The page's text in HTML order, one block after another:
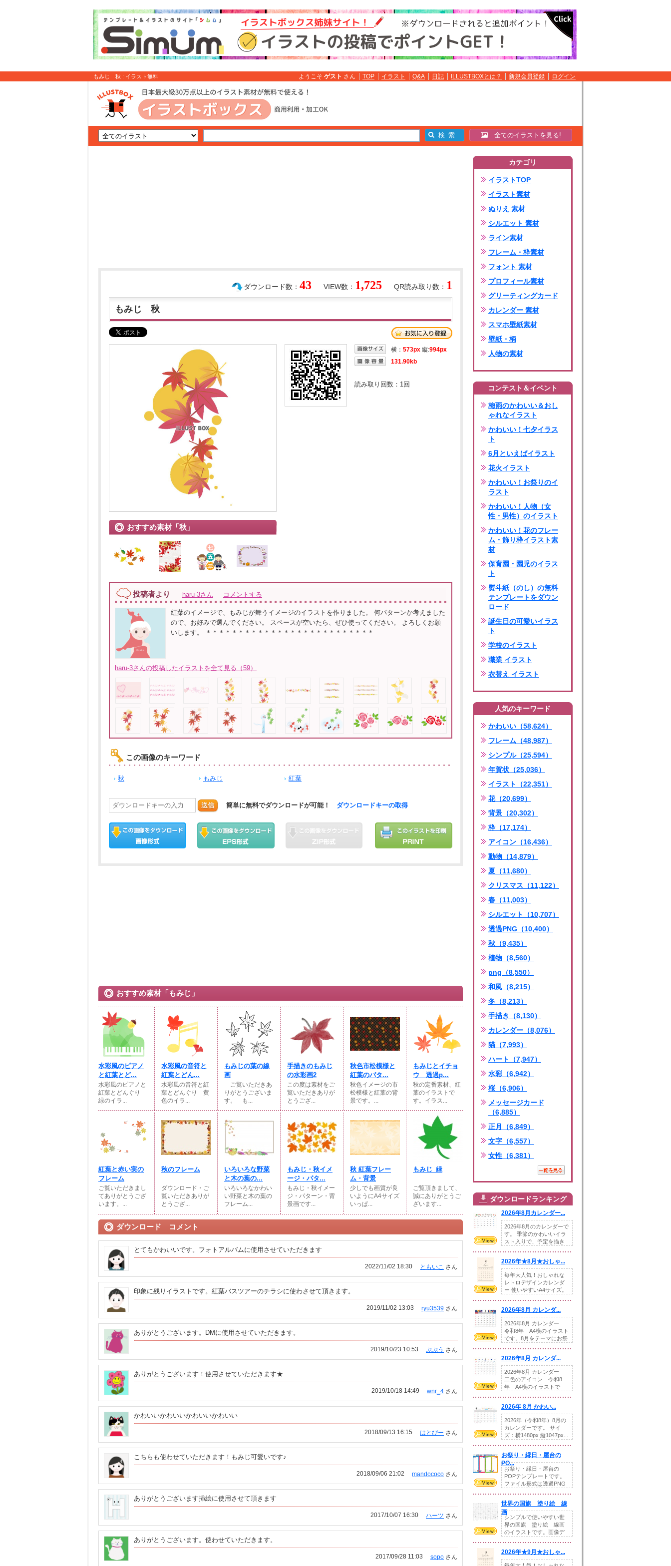
もみじ 秋 : イラスト無料 ようこそ ゲスト さん TOP イラスト Q&A 日記 ILLUSTBOXとは？ 新規会員登録 ログイン
全てのイラストを見る!
QR読み取り数： 1
VIEW数： 1,725
ダウンロード数： 43
もみじ 秋
おすすめ素材「秋」
横： 573px 縦:994px
131.90kb
読み取り回数： 1回
投稿者より haru-3さん コメントする
紅葉のイメージで、もみじが舞うイメージのイラストを作りました。 何パターンか考えました
ので、お好みで選んでください。 スペースが空いたら、ぜひ使ってください。 よろしくお願
いします。 ＊＊＊＊＊＊＊＊＊＊＊＊＊＊＊＊＊＊＊＊＊＊＊＊＊＊
haru-3さんの投稿したイラストを全て見る（59）
この画像のキーワード
秋 もみじ 紅葉
送信 簡単に無料でダウンロードが可能！ ダウンロードキーの取得
おすすめ素材「もみじ」
水彩風のピアノ
と紅葉とど...
水彩風のピアノと
紅葉とどんぐり
緑のイラ...
水彩風の音符と
紅葉とどん...
水彩風の音符と紅
葉とどんぐり 黄
色のイラ...
もみじの葉の線
画
ご覧いただきあ
りがとうございま
す。 も...
手描きのもみじ
の水彩画2
この度は素材をご
覧いただきありが
とうござ...
秋色市松模様と
紅葉のパタ...
秋色イメージの市
松模様と紅葉の背
景です。...
もみじとイチョ
ウ 透過p...
秋の定番素材、紅
葉のイラストで
す。イラス...
紅葉と赤い実の
フレーム
ご覧いただきまし
てありがとうござ
います。...
秋のフレーム
ダウンロード・ご
覧いただきありが
とうござ...
いろいろな野菜
と木の葉の...
いろいろなかわい
い野菜と木の葉の
フレーム...
もみじ・秋イメ
ージ・パタ...
もみじ・秋イメー
ジ・パターン・背
景画です...
秋 紅葉フレー
ム・背景
少しでも画質が良
いようにA4サイズ
いっぱ...
もみじ_緑
ご覧頂きまして、
誠にありがとうご
ざいます...
ダウンロード コメント
とてもかわいいです。フォトアルバムに使用させていただきます
ともいこ さん
2022/11/02 18:30
印象に残りイラストです。紅葉バスツアーのチラシに使わさせて頂きます。
ryu3539 さん
2019/11/02 13:03
ありがとうございます。DMに使用させていただきます。
ぷぷう さん
2019/10/23 10:53
ありがとうございます！使用させていただきます★
wnr_4 さん
2019/10/18 14:49
かわいいかわいいかわいいかわいい
はとぴー さん
2018/09/13 16:15
こちらも使わせていただきます！もみじ可愛いです♪
mandococo さん
2018/09/06 21:02
ありがとうございます挿絵に使用させて頂きます
ハーツ さん
2017/10/07 16:30
ありがとうございます。使わせていただきます。
sopo さん
2017/09/28 11:03
カテゴリ
イラストTOP
イラスト素材
ぬりえ 素材
シルエット 素材
ライン素材
フレーム・枠素材
フォント 素材
プロフィール素材
グリーティングカード
カレンダー 素材
スマホ壁紙素材
壁紙・柄
人物の素材
コンテスト＆イベント
梅雨のかわいい＆おし
ゃれなイラスト
かわいい！七夕イラス
ト
6月といえばイラスト
花火イラスト
かわいい！お祭りのイ
ラスト
かわいい！人物（女
性・男性）のイラスト
かわいい！花のフレー
ム・飾り枠イラスト素
材
保育園・園児のイラス
ト
熨斗紙（のし）の無料
テンプレートをダウン
ロード
誕生日の可愛いイラス
ト
学校のイラスト
職業 イラスト
衣替え イラスト
人気のキーワード
かわいい（58,624）
フレーム（48,987）
シンプル（25,594）
年賀状（25,036）
イラスト（22,351）
花（20,699）
背景（20,302）
枠（17,174）
アイコン（16,436）
動物（14,879）
夏（11,680）
クリスマス（11,122）
春（11,003）
シルエット（10,707）
透過PNG（10,400）
秋（9,435）
植物（8,560）
png（8,550）
和風（8,215）
冬（8,213）
手描き（8,130）
カレンダー（8,076）
猫（7,993）
ハート（7,947）
水彩（6,942）
桜（6,906）
メッセージカード
（6,885）
正月（6,849）
文字（6,557）
女性（6,381）
ダウンロードランキング
2026年8月カレンダー...
2026年8月のカレンダーで
す。 季節のかわいいイラ
スト入りで、予定を描き
2026年★8月★おしゃ...
毎年大人気！おしゃれな
レトロデザインカレンダ
ー 使いやすいA4サイズ。
2026年8月 カレンダ...
2026年8月 カレンダー
令和8年 A4横のイラスト
です。8月をテーマにお祭
2026年8月 カレンダ...
2026年8月 カレンダー
二色のアイコン 令和8
年 A4横のイラストで
2026年 8月 かわい...
2026年（令和8年）8月の
カレンダーです。 サイ
ズ：横1480px 縦1047px...
お祭り・縁日・屋台の
PO...
お祭り・縁日・屋台の
POPテンプレートです。
ファイル形式は透過PNG
世界の国旗 塗り絵 線
画
シンプルで使いやすい世
界の国旗 塗り絵 線画
のイラストです。画像デ
2026年★9月★おしゃ...